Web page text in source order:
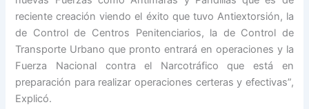
reciente creación viendo el éxito que tuvo Antiextorsión, la
de Control de Centros Penitenciarios, la de Control de
Transporte Urbano que pronto entrará en operaciones y la
Fuerza Nacional contra el Narcotráfico que está en
preparación para realizar operaciones certeras y efectivas”,
Explicó.